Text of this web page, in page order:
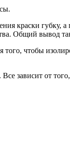
краски
Общий вывод
чтобы
зависит от